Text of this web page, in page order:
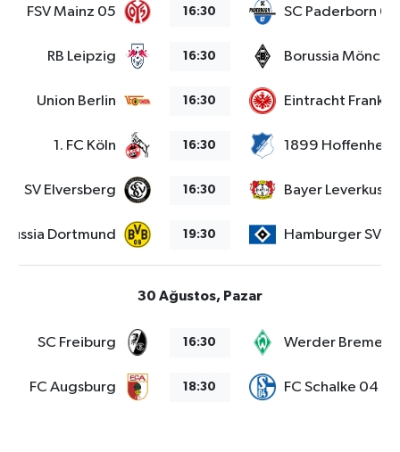
FSV Mainz 05 16:30 SC Paderborn 07
RB Leipzig 16:30 Borussia
Union Berlin 16:30 Eintracht
1. FC Köln 16:30 1899 Hoffenheim
SV Elversberg 16:30 Bayer Leverkusen
Dortmund 19:30 Hamburger SV
30 Ağustos, Pazar
SC Freiburg 16:30 Werder Bremen
FC Augsburg 18:30 FC Schalke 04